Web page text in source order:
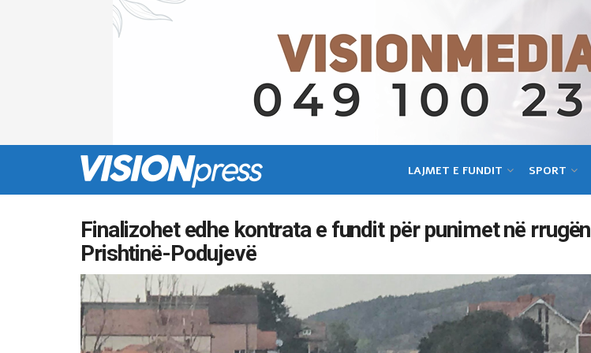
LAJMET E FUNDIT SPORT
Finalizohet edhe kontrata e fundit për punimet në rrugën
Prishtinë-Podujevë